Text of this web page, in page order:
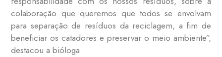
colaboração que queremos que todos se envolvam
para separação de resíduos da reciclagem, a fim de
beneficiar os catadores e preservar o meio ambiente”,
destacou a bióloga.